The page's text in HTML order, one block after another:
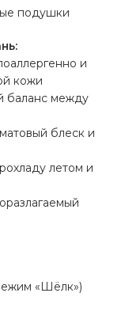
подушки
и
кожи
баланс между
блеск и
летом и
«Шёлк»)